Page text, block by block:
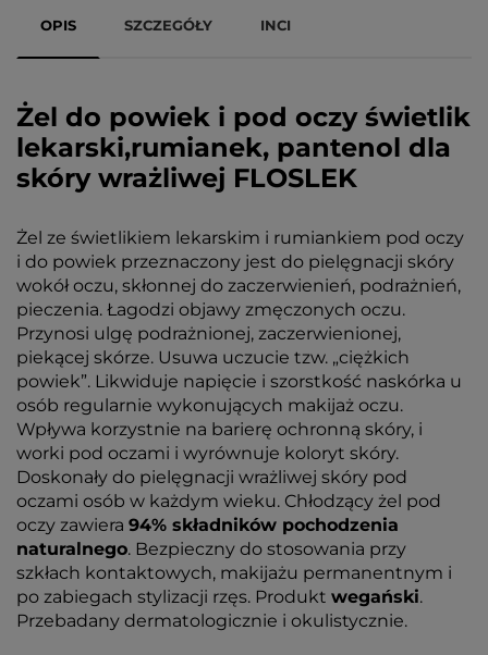
OPIS SZCZEGÓŁY INCI
Żel do powiek i pod oczy świetlik
lekarski,rumianek, pantenol dla
skóry wrażliwej FLOSLEK
Żel ze świetlikiem lekarskim i rumiankiem pod oczy
i do powiek przeznaczony jest do pielęgnacji skóry
wokół oczu, skłonnej do zaczerwienień, podrażnień,
pieczenia. Łagodzi objawy zmęczonych oczu.
Przynosi ulgę podrażnionej, zaczerwienionej,
piekącej skórze. Usuwa uczucie tzw. „ciężkich
powiek”. Likwiduje napięcie i szorstkość naskórka u
osób regularnie wykonujących makijaż oczu.
Wpływa korzystnie na barierę ochronną skóry, i
worki pod oczami i wyrównuje koloryt skóry.
Doskonały do pielęgnacji wrażliwej skóry pod
oczami osób w każdym wieku. Chłodzący żel pod
oczy zawiera 94% składników pochodzenia
naturalnego. Bezpieczny do stosowania przy
szkłach kontaktowych, makijażu permanentnym i
po zabiegach stylizacji rzęs. Produkt wegański.
Przebadany dermatologicznie i okulistycznie.